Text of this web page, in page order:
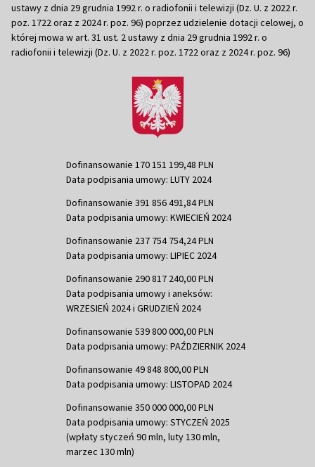
ustawy z dnia 29 grudnia 1992 r. o radiofonii i telewizji (Dz. U. z 2022 r.
poz. 1722 oraz z 2024 r. poz. 96) poprzez udzielenie dotacji celowej, o
której mowa w art. 31 ust. 2 ustawy z dnia 29 grudnia 1992 r. o
radiofonii i telewizji (Dz. U. z 2022 r. poz. 1722 oraz z 2024 r. poz. 96)
Dofinansowanie 170 151 199,48 PLN
Data podpisania umowy: LUTY 2024
Dofinansowanie 391 856 491,84 PLN
Data podpisania umowy: KWIECIEŃ 2024
Dofinansowanie 237 754 754,24 PLN
Data podpisania umowy: LIPIEC 2024
Dofinansowanie 290 817 240,00 PLN
Data podpisania umowy i aneksów:
WRZESIEŃ 2024 i GRUDZIEŃ 2024
Dofinansowanie 539 800 000,00 PLN
Data podpisania umowy: PAŹDZIERNIK 2024
Dofinansowanie 49 848 800,00 PLN
Data podpisania umowy: LISTOPAD 2024
Dofinansowanie 350 000 000,00 PLN
Data podpisania umowy: STYCZEŃ 2025
(wpłaty styczeń 90 mln, luty 130 mln,
marzec 130 mln)